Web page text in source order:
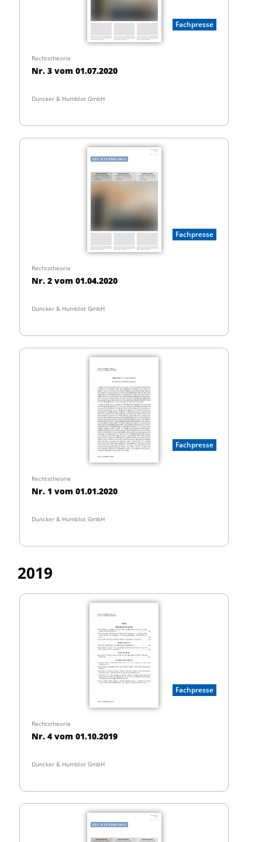
Fachpresse
Rechtstheorie
Nr. 3 vom 01.07.2020
Duncker & Humblot GmbH
Fachpresse
Rechtstheorie
Nr. 2 vom 01.04.2020
Duncker & Humblot GmbH
Fachpresse
Rechtstheorie
Nr. 1 vom 01.01.2020
Duncker & Humblot GmbH
2019
Fachpresse
Rechtstheorie
Nr. 4 vom 01.10.2019
Duncker & Humblot GmbH